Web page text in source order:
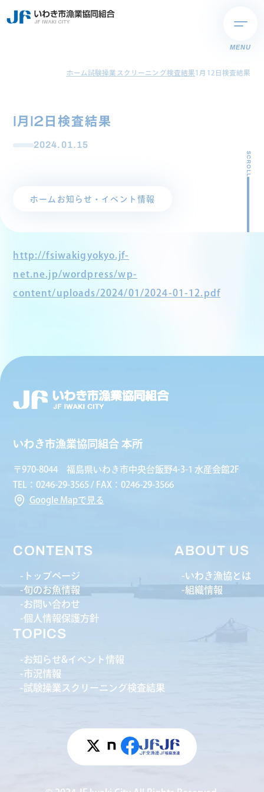
MENU
ホーム試験操業スクリーニング検査結果1月12日検査結果
1月12日検査結果
2024.01.15
ホーム お知らせ・イベント情報
SCROLL
http://fsiwakigyokyo.jf-
net.ne.jp/wordpress/wp-
content/uploads/2024/01/2024-01-12.pdf
いわき市漁業協同組合 本所
〒970-8044 福島県いわき市中央台飯野4-3-1 水産会館2F
TEL：0246-29-3565 / FAX：0246-29-3566
Google Mapで見る
CONTENTS
トップページ
旬のお魚情報
お問い合わせ
個人情報保護方針
ABOUT US
いわき漁協とは
組織情報
TOPICS
お知らせ&イベント情報
市況情報
試験操業スクリーニング検査結果